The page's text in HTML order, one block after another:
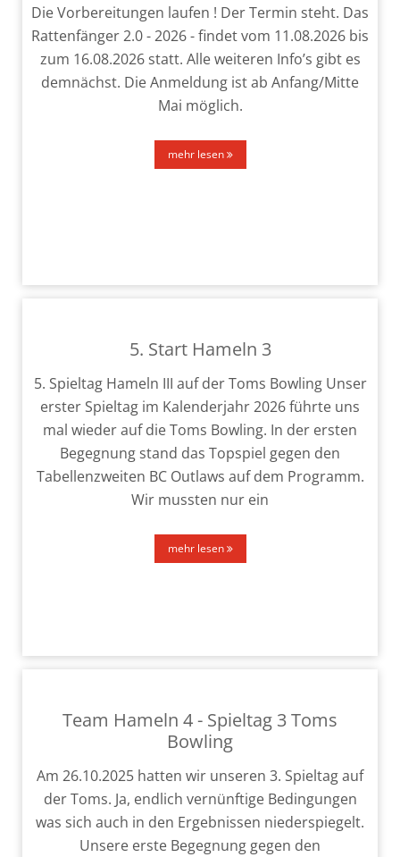
Die Vorbereitungen lau­fen ! Der Termin steht. Das
Rattenfänger 2.0 - 2026 - fin­det vom 11.08.2026 bis
zum 16.08.2026 statt. Alle wei­te­ren Info’s gibt es
dem­nächst. Die Anmeldung ist ab Anfang/Mitte
Mai mög­lich.
mehr lesen
5. Start Hameln 3
5. Spieltag Hameln III auf der Toms Bowling Unser
ers­ter Spieltag im Kalenderjahr 2026 führ­te uns
mal wie­der auf die Toms Bowling. In der ers­ten
Begegnung stand das Topspiel gegen den
Tabellenzweiten BC Outlaws auf dem Programm.
Wir muss­ten nur ein
mehr lesen
Team Hameln 4 - Spieltag 3 Toms
Bowling
Am 26.10.2025 hat­ten wir unse­ren 3. Spieltag auf
der Toms. Ja, end­lich ver­nünf­ti­ge Bedingungen
was sich auch in den Ergebnissen nie­der­spie­gelt.
Unsere ers­te Begegnung gegen den